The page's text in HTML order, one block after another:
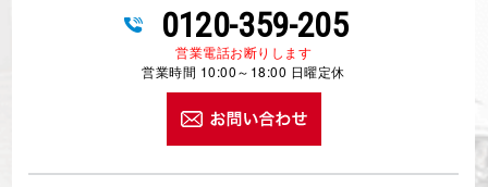
0120-359-205
営業電話お断りします
営業時間 10:00～18:00 日曜定休